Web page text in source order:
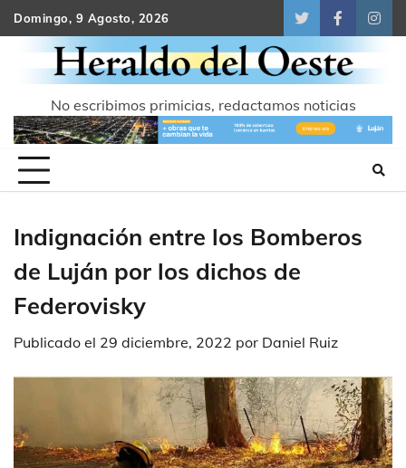
Skip
to
content
Domingo, 9 Agosto, 2026
TwitterFacebook
No escribimos primicias, redactamos noticias
Indignación entre los Bomberos
de Luján por los dichos de
Federovisky
Publicado el 29 diciembre, 2022 por Daniel Ruiz